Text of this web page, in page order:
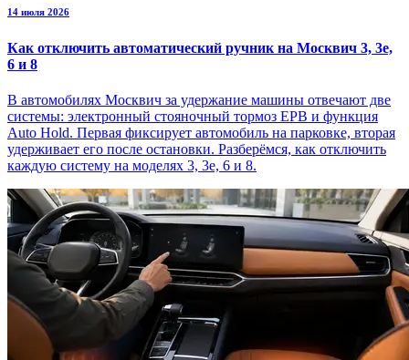
14 июля 2026
Как отключить автоматический ручник на Москвич 3, 3е,
6 и 8
В автомобилях Москвич за удержание машины отвечают две
системы: электронный стояночный тормоз EPB и функция
Auto Hold. Первая фиксирует автомобиль на парковке, вторая
удерживает его после остановки. Разберёмся, как отключить
каждую систему на моделях 3, 3е, 6 и 8.